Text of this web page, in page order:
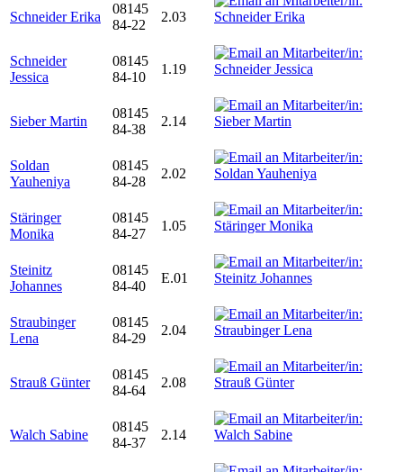
Schneider Erika
08145
84-22
2.03
Schneider
Jessica
08145
84-10
1.19
Sieber Martin
08145
84-38
2.14
Soldan
Yauheniya
08145
84-28
2.02
Stäringer
Monika
08145
84-27
1.05
Steinitz
Johannes
08145
84-40
E.01
Straubinger
Lena
08145
84-29
2.04
Strauß Günter
08145
84-64
2.08
Walch Sabine
08145
84-37
2.14